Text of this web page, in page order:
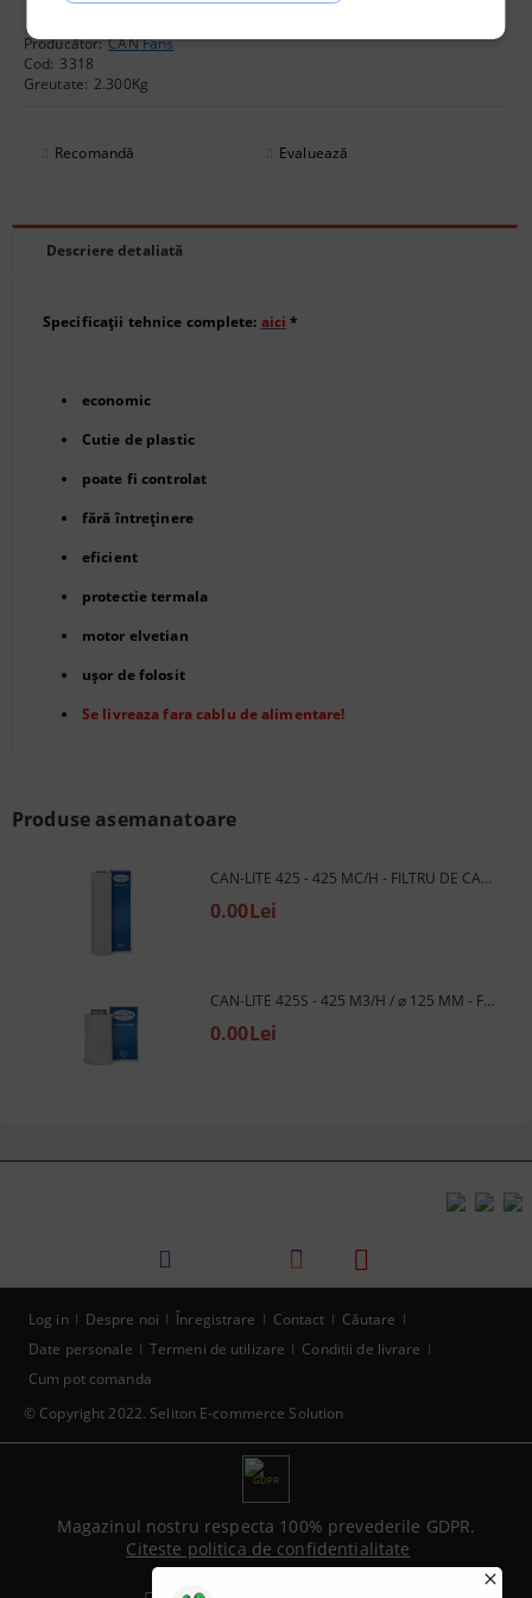
Producător: CAN Fans
Cod: 3318
Greutate: 2.300Kg
Recomandă Evaluează
Descriere detaliată
Specificații tehnice complete: aici *
economic
Cutie de plastic
poate fi controlat
fără întreținere
eficient
protectie termala
motor elvetian
ușor de folosit
Se livreaza fara cablu de alimentare!
Produse asemanatoare
CAN-LITE 425 - 425 MC/H - FILTRU DE CARBON
0.00Lei
CAN-LITE 425S - 425 M3/H / ⌀ 125 MM - FILTRU DE CARBON
0.00Lei
© Copyright 2022. Seliton E-commerce Solution
Log in Despre noi Înregistrare Contact
Căutare
Date personale
Termeni de utilizare
Conditii de livrare
Cum pot comanda
GDPR
Magazinul nostru respecta 100% prevederile GDPR.
Citeste politica de confidentialitate